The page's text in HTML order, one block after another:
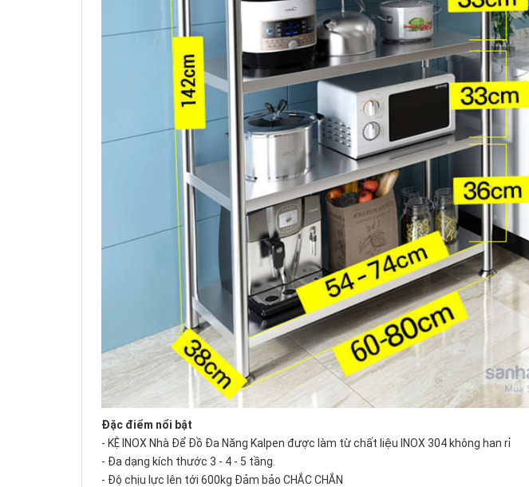
Đặc điểm nổi bật
- KỆ INOX Nhà Để Đồ Đa Năng Kalpen được làm từ chất liệu INOX 304 không han rỉ
- Đa dạng kích thước 3 - 4 - 5 tầng.
- Độ chịu lực lên tới 600kg Đảm bảo CHẮC CHẮN